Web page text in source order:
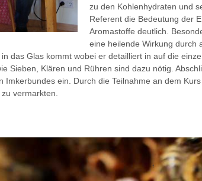
zu den Kohlenhydraten und
Referent die Bedeutung der
Aromastoffe deutlich.
eine heilende Wirkung durch
das Glas kommt wobei er detailliert in auf die
Sieben, Klären und Rühren sind dazu nötig.
Imkerbundes ein. Durch die Teilnahme an dem
vermarkten.
↑